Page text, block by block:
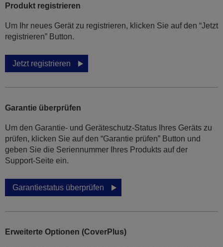
Produkt registrieren
Um Ihr neues Gerät zu registrieren, klicken Sie auf den “Jetzt
registrieren” Button.
Jetzt registrieren
Garantie überprüfen
Um den Garantie- und Geräteschutz-Status Ihres Geräts zu
prüfen, klicken Sie auf den “Garantie prüfen” Button und
geben Sie die Seriennummer Ihres Produkts auf der
Support-Seite ein.
Garantiestatus überprüfen
Erweiterte Optionen (CoverPlus)